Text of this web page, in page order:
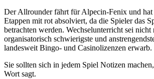
Der Allrounder fährt für Alpecin-Fenix und hat
Etappen mit rot absolviert, da die Spieler das
betrachten werden. Wechselunterricht sei nicht
organisatorisch schwierigste und
landesweit Bingo- und Casinolizenzen erwarb.
Sie sollten sich in jedem Spiel Notizen
Wort sagt.